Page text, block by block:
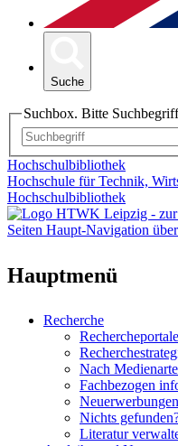
Suche
Suchbox. Bitte
Hochschulbibliothek
Hochschule für Technik,
Hochschulbibliothek
Seiten Haupt-Navigation
Hauptmenü
Recherche
Nach
Fachbezogen
Nichts
Literatur